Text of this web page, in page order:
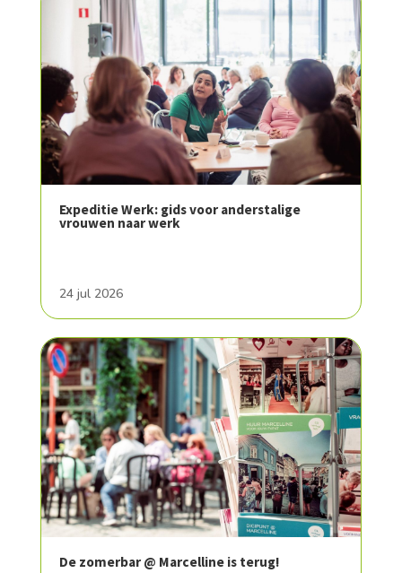
Expeditie Werk: gids voor anderstalige
vrouwen naar werk
24 jul 2026
De zomerbar @ Marcelline is terug!